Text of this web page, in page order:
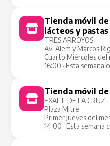
Tienda móvil
lácteos y pastas
TRES ARROYOS
Av. Alem y Marcos
Cuarto Miércoles del
16:00 · Esta semana
Tienda móvil
EXALT. DE LA CRUZ
Plaza Mitre
Primer Jueves del
14:00 · Esta semana